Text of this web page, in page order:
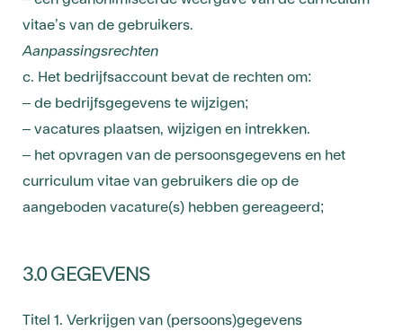
vitae’s van de gebruikers.
Aanpassingsrechten
c. Het bedrijfsaccount bevat de rechten om:
– de bedrijfsgegevens te wijzigen;
– vacatures plaatsen, wijzigen en intrekken.
– het opvragen van de persoonsgegevens en het
curriculum vitae van gebruikers die op de
aangeboden vacature(s) hebben gereageerd;
3.0 GEGEVENS
Titel 1. Verkrijgen van (persoons)gegevens